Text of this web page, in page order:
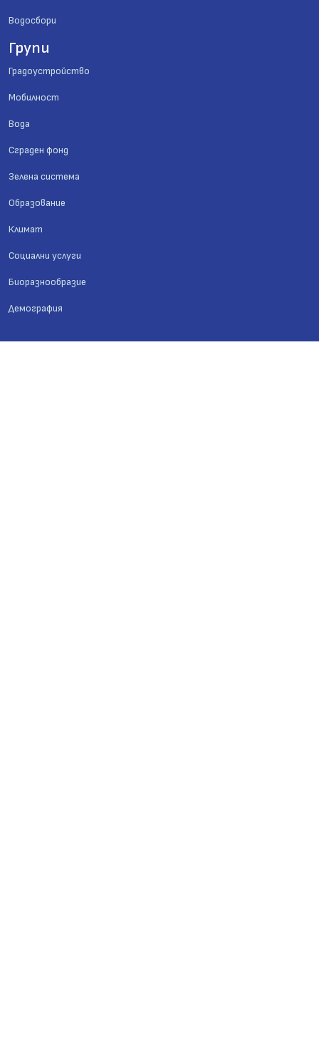
Водосбори
Групи
Градоустройство
Мобилност
Вода
Сграден фонд
Зелена система
Образование
Климат
Социални услуги
Биоразнообразие
Демография